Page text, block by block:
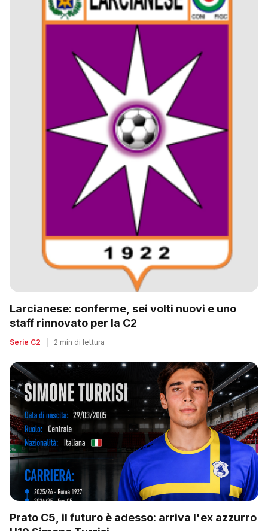
Larcianese: conferme, sei volti nuovi e uno
staff rinnovato per la C2
Serie C2 2 min di lettura
Prato C5, il futuro è adesso: arriva l'ex azzurro